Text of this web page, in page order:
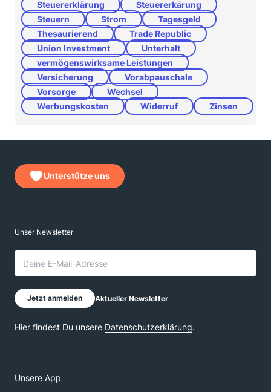
Steuererklärung
Steuererkärung
Steuern
Strom
Tagesgeld
Thesaurierend
Trade Republic
Union Investment
Unterhalt
vermögenswirksame Leistungen
Versicherung
Vorabpauschale
Vorsorge
Wechsel
Werbungskosten
Widerruf Zinsen
Unterstütze uns
Unsere App